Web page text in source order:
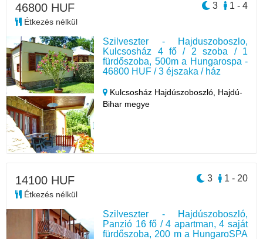
Szilveszter - Hajduszoboszlo,
Kulcsosház 4 fő / 2 szoba / 1
fürdőszoba, 500m a Hungarospa -
46800 HUF / 3 éjszaka / ház
Kulcsosház Hajdúszoboszló, Hajdú-
Bihar megye
46800 HUF
Étkezés nélkül
1 - 4
3
Szilveszter - Hajdúszoboszló,
Panzió 16 fő / 4 apartman, 4 saját
fürdőszoba, 200 m a HungaroSPA
14100 HUF
Étkezés nélkül
1 - 20
3